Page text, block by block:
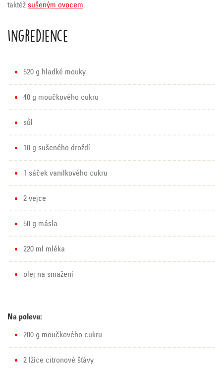
taktéž sušeným ovocem.
Ingredience
520 g hladké mouky
40 g moučkového cukru
sůl
10 g sušeného droždí
1 sáček vanilkového cukru
2 vejce
50 g másla
220 ml mléka
olej na smažení
Na polevu:
200 g moučkového cukru
2 lžíce citronové šťávy